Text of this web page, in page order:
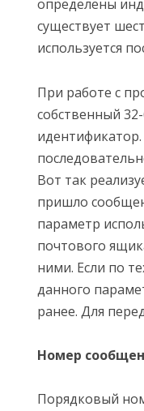
определены
существует
используется
При работе с
собственный
Вот так
пришло
параметр
почтового
ними. Если по
данного
ранее. Для
Номер
Порядковый